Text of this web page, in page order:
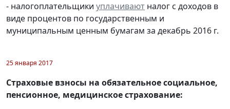
- налогоплательщики уплачивают налог с доходов в
виде процентов по государственным и
муниципальным ценным бумагам за декабрь 2016 г.
25 января 2017
Страховые взносы на обязательное социальное,
пенсионное, медицинское страхование: